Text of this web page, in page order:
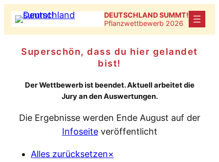
Zum
Inhalt
springen
DEUTSCHLAND SUMMT!
Pflanzwettbewerb 2026
Superschön, dass du hier gelandet
bist!
Der Wettbewerb ist beendet. Aktuell arbeitet die
Jury an den Auswertungen.
Die Ergebnisse werden Ende August auf der
Infoseiteveröffentlicht
Alles zurücksetzen×